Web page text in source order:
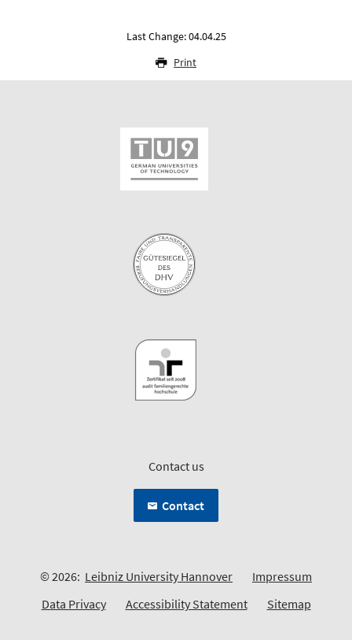
Last Change: 04.04.25
Print
Contact us
Contact
© 2026: Leibniz University Hannover
Impressum
Data Privacy
Accessibility Statement Sitemap